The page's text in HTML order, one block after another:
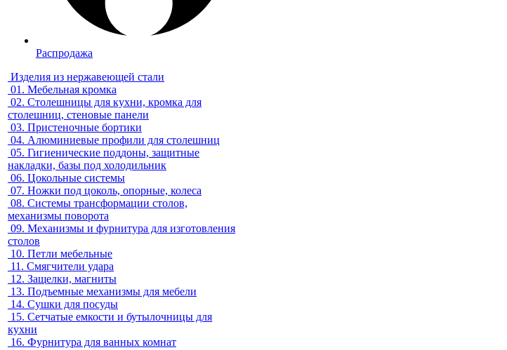
Распродажа
Изделия из нержавеющей стали
01. Мебельная кромка
02. Столешницы для кухни, кромка для
столешниц, стеновые панели
03. Пристеночные бортики
04. Алюминиевые профили для столешниц
05. Гигиенические поддоны, защитные
накладки, базы под холодильник
06. Цокольные системы
07. Ножки под цоколь, опорные, колеса
08. Системы трансформации столов,
механизмы поворота
09. Механизмы и фурнитура для изготовления
столов
10. Петли мебельные
11. Смягчители удара
12. Защелки, магниты
13. Подъемные механизмы для мебели
14. Сушки для посуды
15. Сетчатые емкости и бутылочницы для
кухни
16. Фурнитура для ванных комнат